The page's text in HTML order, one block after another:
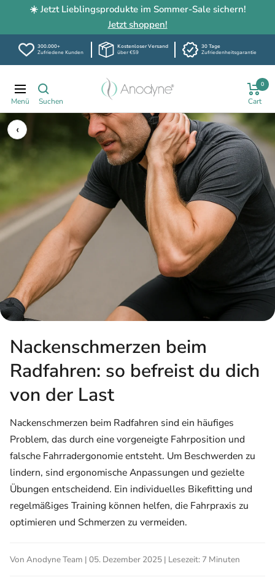
☀️ Jetzt Lieblingsprodukte im Sommer-Sale sichern!
Jetzt shoppen!
300.000+
Zufriedene Kunden
Kostenloser Versand
über €59
30 Tage
Zufriedenheitsgarantie
zum
Inhalt
Navigation
Anodyne-
shop.de
0
‹
Nackenschmerzen beim
Radfahren: so befreist du dich
von der Last
Nackenschmerzen beim Radfahren sind ein häufiges
Problem, das durch eine vorgeneigte Fahrposition und
falsche Fahrradergonomie entsteht. Um Beschwerden zu
lindern, sind ergonomische Anpassungen und gezielte
Übungen entscheidend. Ein individuelles Bikefitting und
regelmäßiges Training können helfen, die Fahrpraxis zu
optimieren und Schmerzen zu vermeiden.
Von Anodyne Team | 05. Dezember 2025 | Lesezeit: 7 Minuten